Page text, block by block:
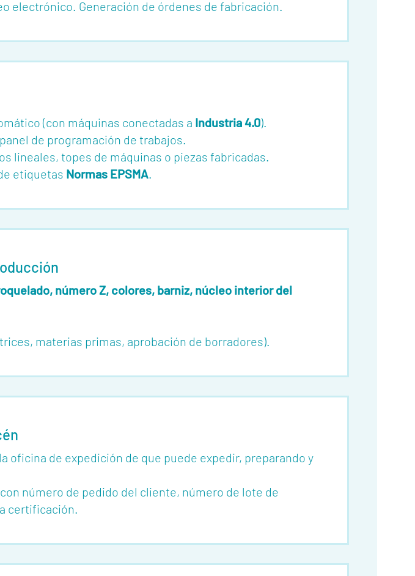
electrónico. Generación de órdenes de fabricación.
(con máquinas conectadas a Industria 4.0).
de programación de trabajos.
lineales, topes de máquinas o piezas fabricadas.
etiquetas Normas EPSMA.
número Z, colores, barniz, núcleo interior del
materias primas, aprobación de borradores).
oficina de expedición de que puede expedir, preparando y
con número de pedido del cliente, número de lote de
certificación.